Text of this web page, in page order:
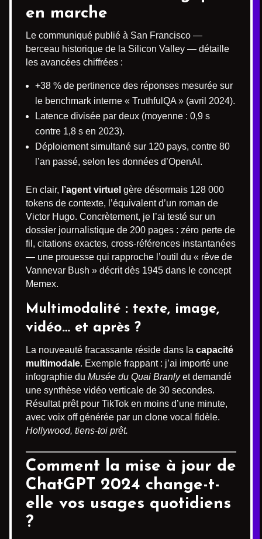
en marche
Le communiqué publié à San Francisco —
berceau historique de la Silicon Valley — détaille
les avancées chiffrées :
+38 % de pertinence des réponses mesurée sur
le benchmark interne « TruthfulQA » (avril 2024).
Latence divisée par deux (moyenne : 0,9 s
contre 1,8 s en 2023).
Déploiement simultané sur 120 pays, contre 80
l’an passé, selon les données d’OpenAI.
En clair, l’agent virtuel gère désormais 128 000
tokens de contexte, l’équivalent d’un roman de
Victor Hugo. Concrètement, je l’ai testé sur un
dossier journalistique de 200 pages : zéro perte de
fil, citations exactes, cross-références instantanées
— une prouesse qui rapproche l’outil du « rêve de
Vannevar Bush » décrit dès 1945 dans le concept
Memex.
Multimodalité : texte, image,
vidéo… et après ?
La nouveauté fracassante réside dans la capacité
multimodale. Exemple frappant : j’ai importé une
infographie du Musée du Quai Branlyet demandé
une synthèse vidéo verticale de 30 secondes.
Résultat prêt pour TikTok en moins d’une minute,
avec voix off générée par un clone vocal fidèle.
Hollywood, tiens-toi prêt.
Comment la mise à jour de
ChatGPT 2024 change-t-
elle vos usages quotidiens
?